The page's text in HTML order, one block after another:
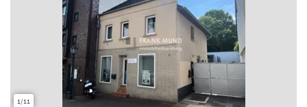
1/11